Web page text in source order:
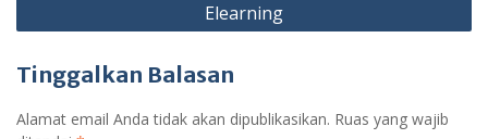
Elearning
Tinggalkan Balasan
Alamat email Anda tidak akan dipublikasikan. Ruas yang wajib